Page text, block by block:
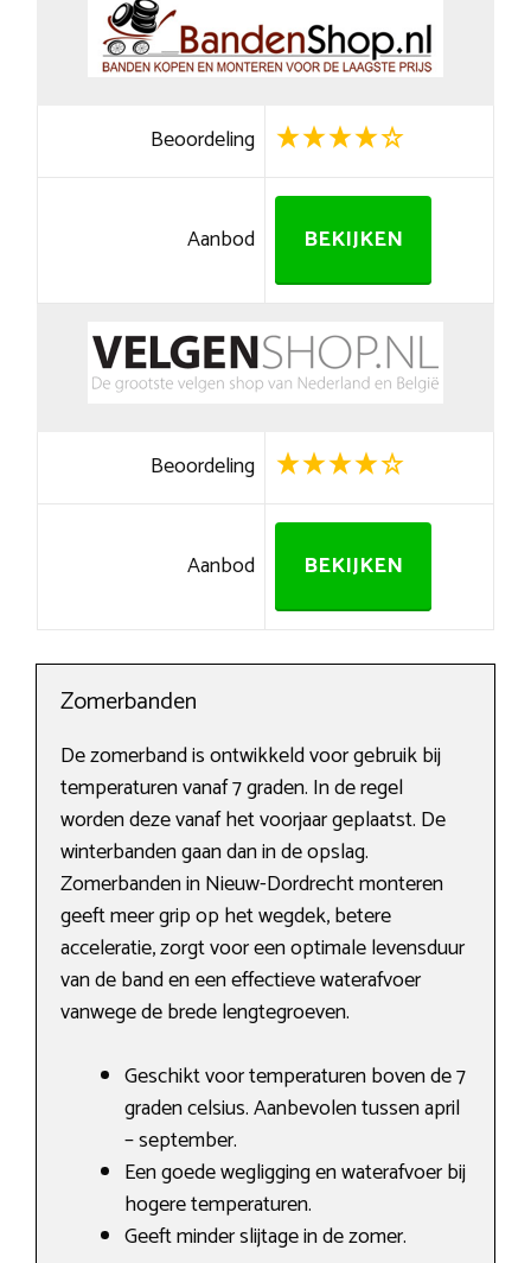
Beoordeling
Aanbod BEKIJKEN
Beoordeling
Aanbod BEKIJKEN
Zomerbanden
De zomerband is ontwikkeld voor gebruik bij
temperaturen vanaf 7 graden. In de regel
worden deze vanaf het voorjaar geplaatst. De
winterbanden gaan dan in de opslag.
Zomerbanden in Nieuw-Dordrecht monteren
geeft meer grip op het wegdek, betere
acceleratie, zorgt voor een optimale levensduur
van de band en een effectieve waterafvoer
vanwege de brede lengtegroeven.
Geschikt voor temperaturen boven de 7
graden celsius. Aanbevolen tussen april
– september.
Een goede wegligging en waterafvoer bij
hogere temperaturen.
Geeft minder slijtage in de zomer.